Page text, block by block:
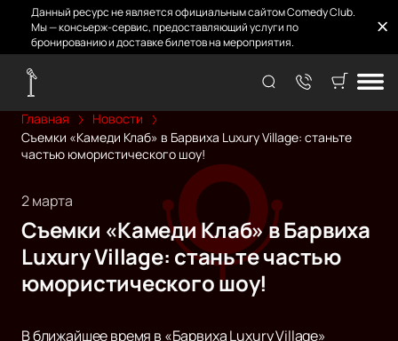
Данный ресурс не является официальным сайтом Comedy Club.
Мы — консьерж-сервис, предоставляющий услуги по
бронированию и доставке билетов на мероприятия.
Главная
Новости
Съемки «Камеди Клаб» в Барвиха Luxury Village: станьте
частью юмористического шоу!
2 марта
Съемки «Камеди Клаб» в Барвиха
Luxury Village: станьте частью
юмористического шоу!
В ближайшее время в «Барвиха Luxury Village»